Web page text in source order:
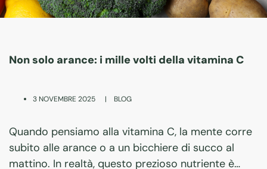
Non solo arance: i mille volti della vitamina C
3 NOVEMBRE 2025 | BLOG
Quando pensiamo alla vitamina C, la mente corre
subito alle arance o a un bicchiere di succo al
mattino. In realtà, questo prezioso nutriente è